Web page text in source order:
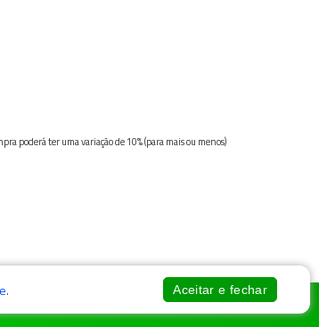
poderá ter uma variação de 10% (para mais ou menos)
. Aceitar e fechar